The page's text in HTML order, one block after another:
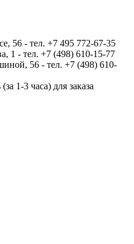
56 - тел. +7 495 772-67-35
1 - тел. +7 (498) 610-15-77
56 - тел. +7 (498) 610-
1-3 часа) для заказа